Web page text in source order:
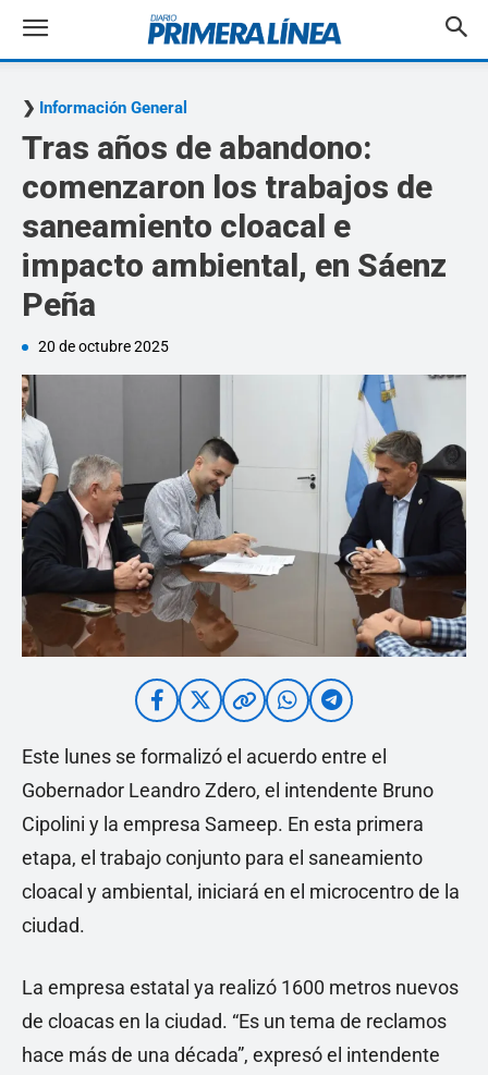
Información General
Tras años de abandono:
comenzaron los trabajos de
saneamiento cloacal e
impacto ambiental, en Sáenz
Peña
20 de octubre 2025
Este lunes se formalizó el acuerdo entre el
Gobernador Leandro Zdero, el intendente Bruno
Cipolini y la empresa Sameep. En esta primera
etapa, el trabajo conjunto para el saneamiento
cloacal y ambiental, iniciará en el microcentro de la
ciudad.
La empresa estatal ya realizó 1600 metros nuevos
de cloacas en la ciudad. “Es un tema de reclamos
hace más de una década”, expresó el intendente